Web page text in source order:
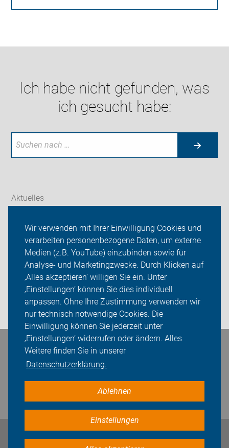
Wir verwenden mit Ihrer Einwilligung Cookies und
verarbeiten personenbezogene Daten, um externe
Medien (z.B. YouTube) einzubinden sowie für
Analyse- und Marketingzwecke. Durch Klicken auf
‚Alles akzeptieren‘ willigen Sie ein. Unter
‚Einstellungen‘ können Sie dies individuell
anpassen. Ohne Ihre Zustimmung verwenden wir
nur technisch notwendige Cookies. Die
Einwilligung können Sie jederzeit unter
‚Einstellungen‘ widerrufen oder ändern. Alles
Weitere finden Sie in unserer
Datenschutzerklärung.
Ablehnen
Einstellungen
Ich habe nicht gefunden, was
ich gesucht habe:
Aktuelles
ADFC Enger-Spenge
Sei dabei
Presse
Login
Bleiben Sie in Kontakt